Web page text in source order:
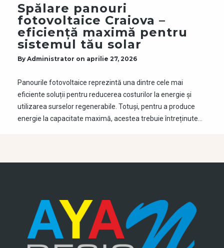
Spălare panouri
fotovoltaice Craiova –
eficiență maximă pentru
sistemul tău solar
By Administrator on aprilie 27, 2026
Panourile fotovoltaice reprezintă una dintre cele mai
eficiente soluții pentru reducerea costurilor la energie și
utilizarea surselor regenerabile. Totuși, pentru a produce
energie la capacitate maximă, acestea trebuie întreținute…